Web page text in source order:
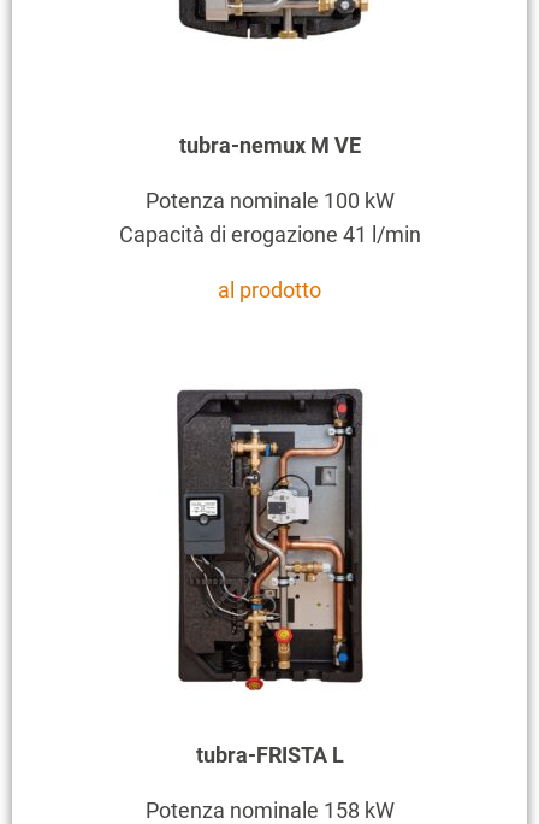
tubra-nemux M VE
Potenza nominale 100 kW
Capacità di erogazione 41 l/min
al prodotto
tubra-FRISTA L
Potenza nominale 158 kW